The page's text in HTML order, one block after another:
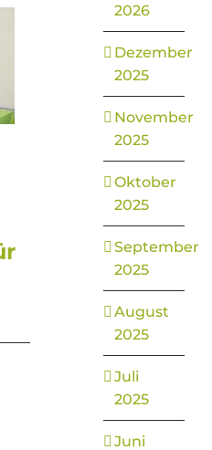
2026
Dezember
2025
November
2025
Oktober
2025
September
2025
August
2025
Juli
2025
Juni